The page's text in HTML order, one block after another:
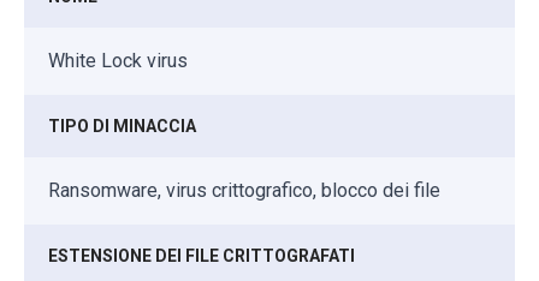
White Lock virus
TIPO DI MINACCIA
Ransomware, virus crittografico, blocco dei file
ESTENSIONE DEI FILE CRITTOGRAFATI